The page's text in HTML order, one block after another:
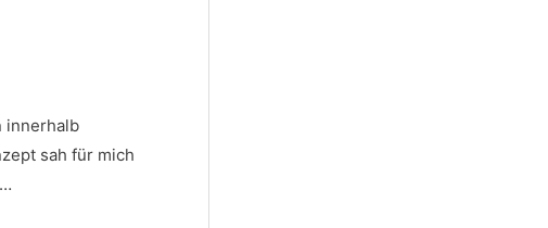
innerhalb
sah für mich